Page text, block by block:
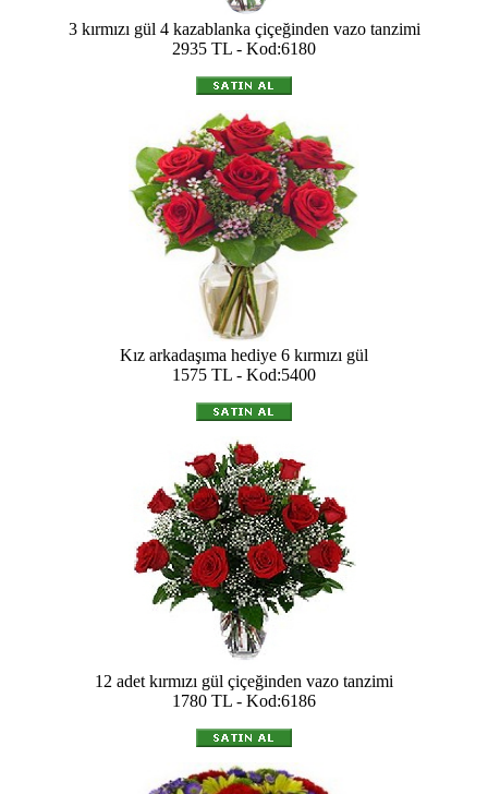
3 kırmızı gül 4 kazablanka çiçeğinden vazo tanzimi
2935 TL - Kod:6180
Kız arkadaşıma hediye 6 kırmızı gül
1575 TL - Kod:5400
12 adet kırmızı gül çiçeğinden vazo tanzimi
1780 TL - Kod:6186